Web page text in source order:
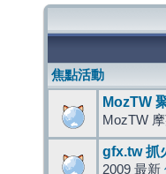
焦點活動
MozTW
MozTW
gfx.tw 抓
2009 最新